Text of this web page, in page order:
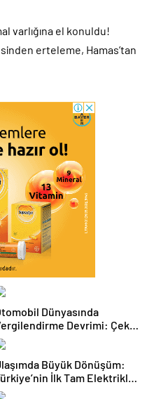
varlığına el konuldu!
erteleme, Hamas’tan
Dünyasında
Devrimi: Çekiş
ve Yeni Dönem
Büyük Dönüşüm:
İlk Tam Elektrikli
İstasyonu Deneyimi